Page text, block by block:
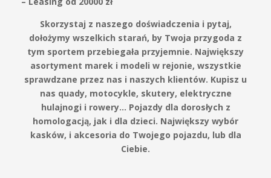
Skorzystaj z naszego doświadczenia i pytaj,
dołożymy wszelkich starań, by Twoja przygoda z
tym sportem przebiegała przyjemnie. Największy
asortyment marek i modeli w rejonie, wszystkie
sprawdzane przez nas i naszych klientów. Kupisz u
nas quady, motocykle, skutery, elektryczne
hulajnogi i rowery… Pojazdy dla dorosłych z
homologacją, jak i dla dzieci. Największy wybór
kasków, i akcesoria do Twojego pojazdu, lub dla
Ciebie.